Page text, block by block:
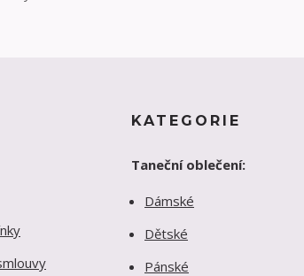
KATEGORIE
Taneční oblečení:
Dámské
Dětské
Pánské